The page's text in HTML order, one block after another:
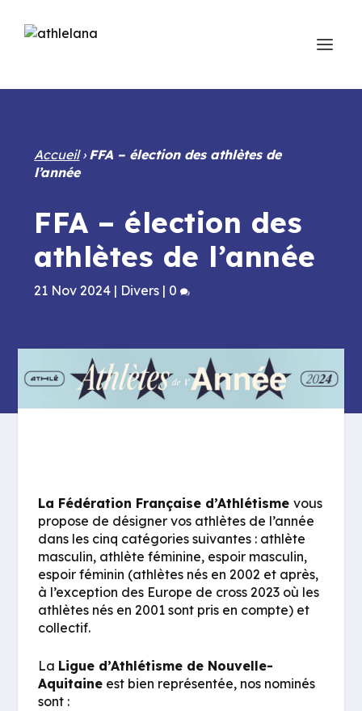
Accueil› FFA – élection des athlètes de
l’année
FFA – élection des
athlètes de l’année
21 Nov 2024 | Divers | 0
La Fédération Française d’Athlétismevous
propose de désigner vos athlètes de l’année
dans les cinq catégories suivantes : athlète
masculin, athlète féminine, espoir masculin,
espoir féminin (athlètes nés en 2002 et après,
à l’exception des Europe de cross 2023 où les
athlètes nés en 2001 sont pris en compte) et
collectif.
La Ligue d’Athlétisme de Nouvelle-
Aquitaine est bien représentée, nos nominés
sont :